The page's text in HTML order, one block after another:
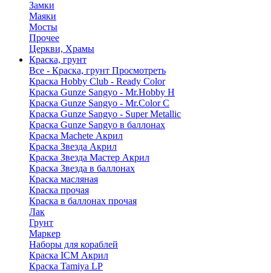
Замки
Маяки
Мосты
Прочее
Церкви, Храмы
Краска, грунт
Все - Краска, грунт Просмотреть
Краска Hobby Club - Ready Color
Краска Gunze Sangyo - Mr.Hobby H
Краска Gunze Sangyo - Mr.Color C
Краска Gunze Sangyo - Super Metallic
Краска Gunze Sangyo в баллонах
Краска Machete Акрил
Краска Звезда Акрил
Краска Звезда Мастер Акрил
Краска Звезда в баллонах
Краска масляная
Краска прочая
Краска в баллонах прочая
Лак
Грунт
Маркер
Наборы для кораблей
Краска ICM Акрил
Краска Tamiya LP